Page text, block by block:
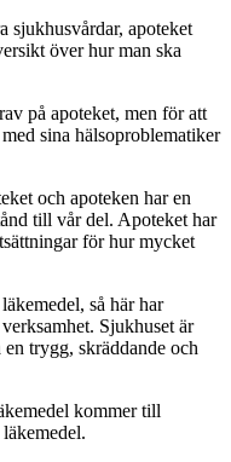
sjukhusvårdar, apoteket
över hur man ska
på apoteket, men för att
sina hälsoproblematiker
och apoteken har en
till vår del. Apoteket har
för hur mycket
så här har
Sjukhuset är
trygg, skräddande och
kommer till